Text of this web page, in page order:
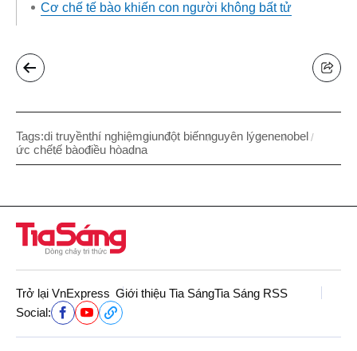
Cơ chế tế bào khiến con người không bất tử
Tags:di truyềnthí nghiệmgiunđột biếnnguyên lýgenenobel
ức chếtế bàođiều hòadna
Trở lại VnExpress Giới thiệu Tia SángTia Sáng RSS
Social: